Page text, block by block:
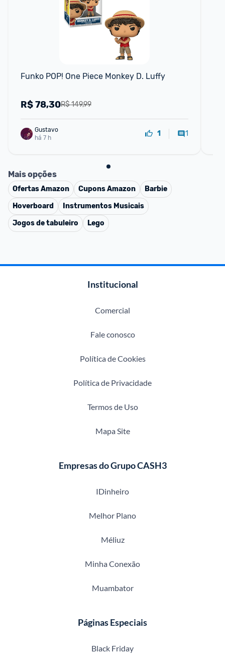
Funko POP! One Piece Monkey D. Luffy
R$ 149,99
R$78,30
Gustavo
há 7 h
1 1
Mais opções
OfertasAmazon CuponsAmazon
Barbie
Hoverboard
Instrumentos Musicais
Jogos de tabuleiro
Lego
Institucional
Comercial
Fale conosco
Política de Cookies
Política de Privacidade
Termos de Uso
Mapa Site
Empresas do Grupo CASH3
IDinheiro
Melhor Plano
Méliuz
Minha Conexão
Muambator
Páginas Especiais
Black Friday